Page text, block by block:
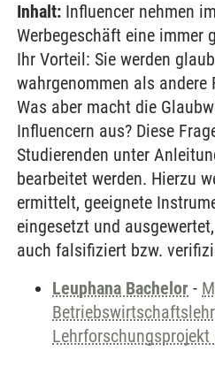
Inhalt: Influencer nehmen
Werbegeschäft eine immer
Ihr Vorteil: Sie werden
wahrgenommen als andere
Was aber macht die
Influencern aus? Diese
Studierenden unter
bearbeitet werden. Hierzu
ermittelt, geeignete
eingesetzt und
auch falsifiziert bzw.
Leuphana Bachelor -